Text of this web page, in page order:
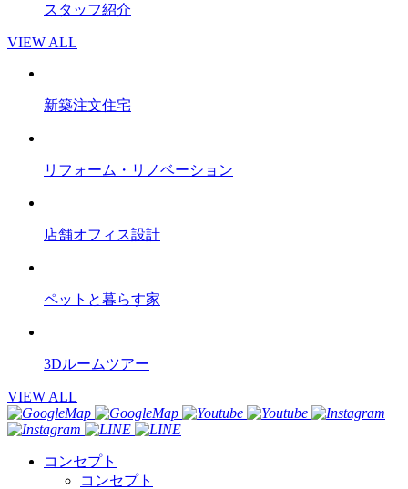
スタッフ紹介
VIEW ALL
新築注文住宅
リフォーム・リノベーション
店舗オフィス設計
ペットと暮らす家
3Dルームツアー
VIEW ALL
コンセプト
コンセプト